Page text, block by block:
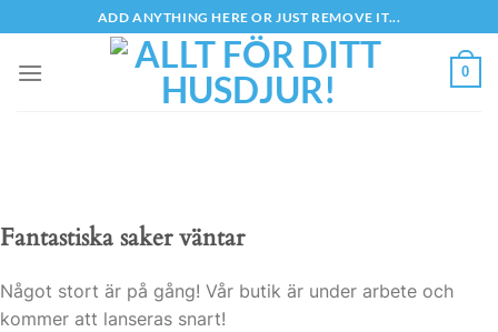
to
content
ADD ANYTHING HERE OR JUST REMOVE IT...
0
Fantastiska saker väntar
Något stort är på gång! Vår butik är under arbete och
kommer att lanseras snart!